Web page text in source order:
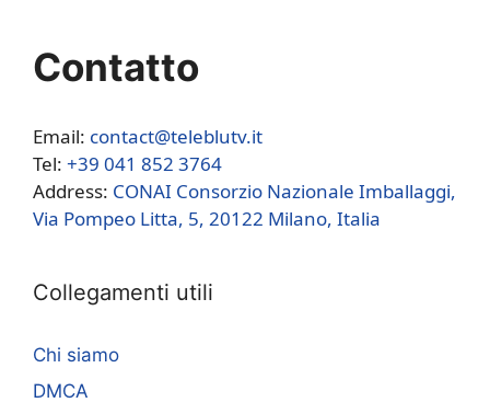
Contatto
Email: contact@teleblutv.it
Tel: +39 041 852 3764
Address: CONAI Consorzio Nazionale Imballaggi,
Via Pompeo Litta, 5, 20122 Milano, Italia
Collegamenti utili
Chi siamo
DMCA